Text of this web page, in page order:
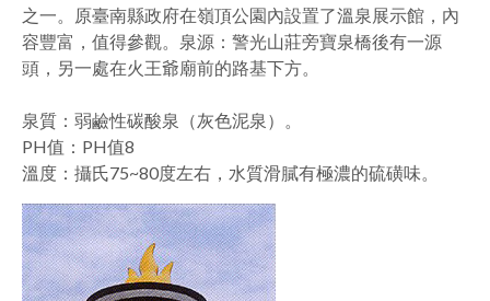
之一。原臺南縣政府在嶺頂公園內設置了溫泉展示館，內
容豐富，值得參觀。泉源：警光山莊旁寶泉橋後有一源
頭，另一處在火王爺廟前的路基下方。
泉質：弱鹼性碳酸泉（灰色泥泉）。
PH值：PH值8
溫度：攝氏75~80度左右，水質滑膩有極濃的硫磺味。